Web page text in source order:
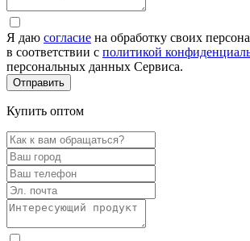
Я даю согласие на обработку своих
в соответствии с политикой
персональных данных Сервиса.
Купить оптом